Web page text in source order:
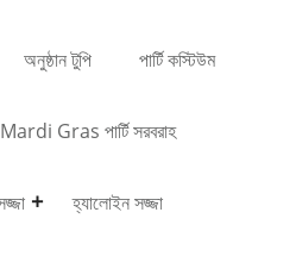
অনুষ্ঠান টুপি পার্টি কস্টিউম
Mardi Gras পার্টি সরবরাহ
হ্যালোইন সজ্জা